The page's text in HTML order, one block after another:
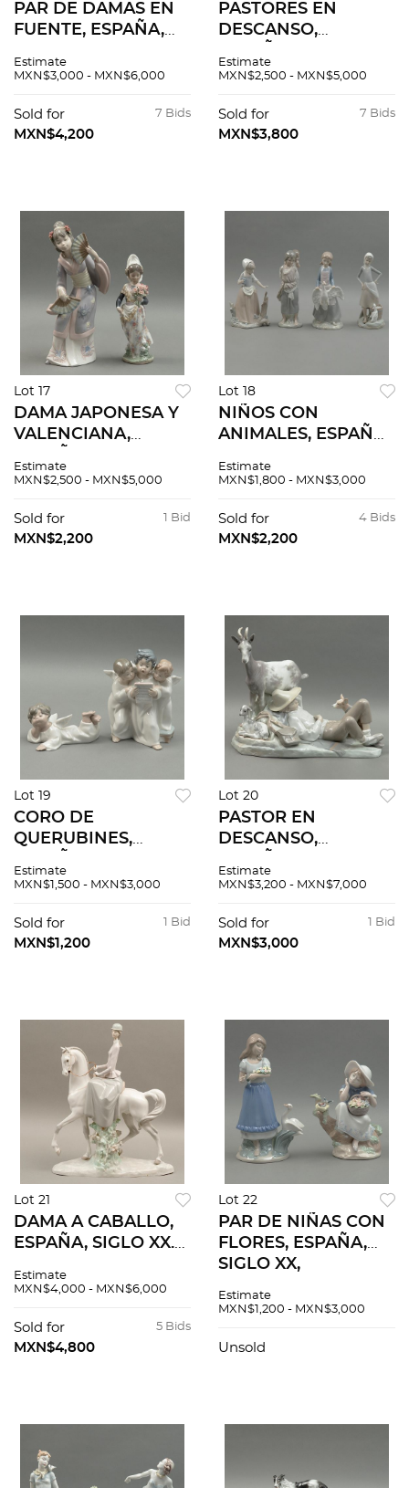
PAR DE DAMAS EN
FUENTE, ESPAÑA,
en porcelana
Lladró. Acabado
brillante.
Estimate
MXN$3,000 - MXN$6,000
7 Bids
Sold for
MXN$4,200
PASTORES EN
DESCANSO,
Elaborado en
policromada. Sellada
Lladró. Acabado
Estimate
MXN$2,500 - MXN$5,000
7 Bids
Sold for
MXN$3,800
Lot 17
DAMA JAPONESA Y
VALENCIANA,
Elaboradas en
policromada.
Selladas Lladró.
Estimate
MXN$2,500 - MXN$5,000
1 Bid
Sold for
MXN$2,200
Lot 18
NIÑOS CON
ANIMALES, ESPAÑA,
Elaborados en
policromada.
Sellados Nao y
Estimate
MXN$1,800 - MXN$3,000
4 Bids
Sold for
MXN$2,200
Lot 19
CORO DE
QUERUBINES,
Elaborados en
policromada.
Sellados Lladró.
Estimate
MXN$1,500 - MXN$3,000
1 Bid
Sold for
MXN$1,200
Lot 20
PASTOR EN
DESCANSO,
Elaborado en
policromada. Sellado
Lladró. Acabado
Estimate
MXN$3,200 - MXN$7,000
1 Bid
Sold for
MXN$3,000
Lot 21
DAMA A CABALLO,
ESPAÑA, SIGLO XX.
porcelana
Lladró. Acabado
brillante.
Estimate
MXN$4,000 - MXN$6,000
5 Bids
Sold for
MXN$4,800
Lot 22
PAR DE NIÑAS CON
FLORES, ESPAÑA,
SIGLO XX,
porcelana
Selladas Nadal.
Estimate
MXN$1,200 - MXN$3,000
Unsold